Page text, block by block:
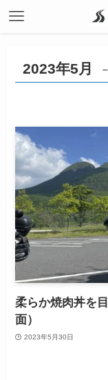
2023年5月
柔らか焼肉丼を
面）
2023年5月30日